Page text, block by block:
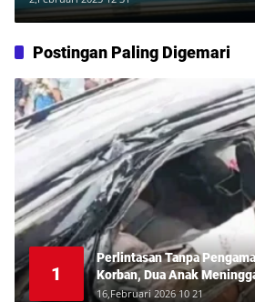
Postingan Paling Digemari
1
Perlintasan Tanpa
Korban, Dua Anak
Deli
16,Februari 2026 10 21